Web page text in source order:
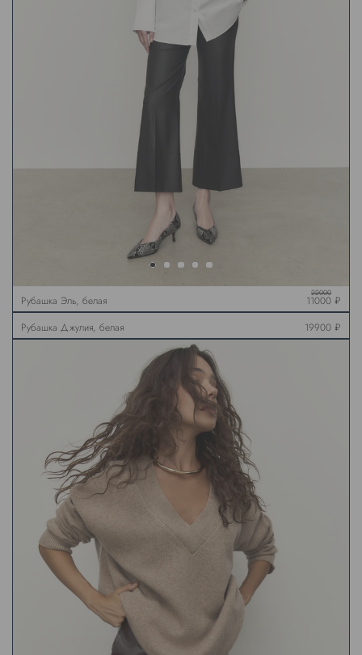
Рубашка Эль, белая
22000
11000 ₽
Рубашка Джулия, белая
19900 ₽